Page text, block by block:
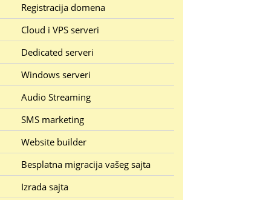
Registracija domena
Cloud i VPS serveri
Dedicated serveri
Windows serveri
Audio Streaming
SMS marketing
Website builder
Besplatna migracija vašeg sajta
Izrada sajta